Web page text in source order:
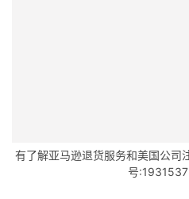
海
有了解亚马逊退货服务和美国公司
号